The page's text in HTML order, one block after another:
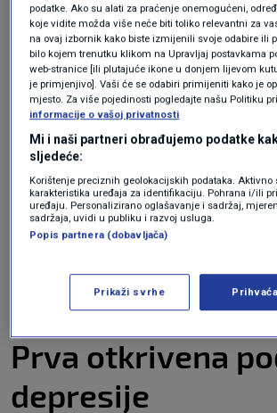
SAD-a, to znači da oko 5.7
pati od upravo ove vrste
obzir količinu potencijalno
bihevioralna znanstvenica
kolege tvrde da je hitno
preciznije terapije za depresiju.
"Za značajnu manjinu pacijenata
se poboljšalo opće raspoloženje i
funkcioniranje," pišu oni.
Prva otkrivena
depresije
podatke. Ako su alati za praćenje onemogućeni,
koje vidite možda više neće biti toliko relevantni za
na ovaj izbornik kako biste izmijenili svoje odabire ili
bilo kojem trenutku klikom na Upravljaj postavkama
web-stranice [ili plutajuće ikone u donjem lijevom
je primjenjivo]. Vaši će se odabiri primijeniti kako je
mjesto. Za više pojedinosti pogledajte našu Politiku
informacije o vašoj privatnosti
Mi i naši partneri obrađujemo podatke
sljedeće:
Korištenje preciznih geolokacijskih podataka. Aktivno
karakteristika uređaja za identifikaciju. Pohrana i/ili
uređaju. Personalizirano oglašavanje i sadržaj,
sadržaja, uvidi u publiku i razvoj usluga.
Popis partnera (dobavljača)
Prikaži svrhe